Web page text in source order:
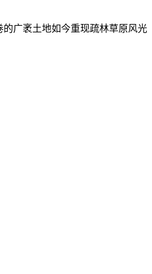
广袤土地如今重现疏林草原风光